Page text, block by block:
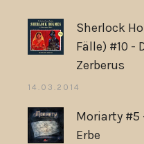
Sherlock
Fälle) #10 -
Zerberus
14.03.2014
Moriarty #5
Erbe